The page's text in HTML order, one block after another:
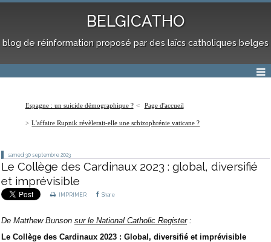
BELGICATHO
blog de réinformation proposé par des laïcs catholiques belges
Espagne : un suicide démographique ? Page d'accueil
L'affaire Rupnik révèlerait-elle une schizophrénie vaticane ?
samedi 30 septembre 2023
Le Collège des Cardinaux 2023 : global, diversifié
et imprévisible
IMPRIMER Share
De Matthew Bunson sur le National Catholic Register:
Le Collège des Cardinaux 2023 : Global, diversifié et imprévisible